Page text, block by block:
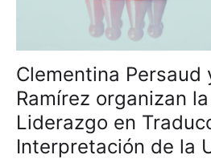
Clementina Persaud
Ramírez organizan
Liderazgo en
Interpretación de la